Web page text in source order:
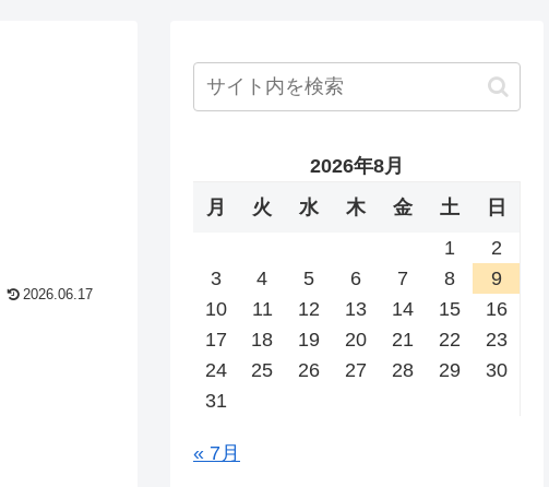
2026.06.17
2026年8月
月
火 水 木 金 土
日
1
2
3
4 5 6 7 8
9
10
11 12 13 14 15
16
17
18 19 20 21 22
23
24
25 26 27 28 29
30
31
« 7月